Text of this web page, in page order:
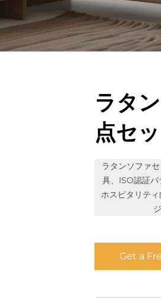
ラタ
点セ
ラタンソファ
具、ISO認証パ
ホスピタリテ
Get a